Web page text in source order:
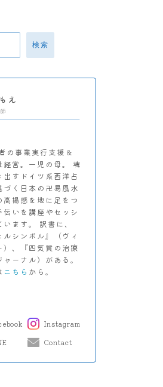
検索
え
の事業実行支援＆
営。一児の母。 魂
すドイツ系西洋占
く日本の卍易風水
揚感を地に足をつ
いを講座やセッシ
ます。 訳書に、
ルシンボル』（ヴィ
、『四気質の治療
ーナル）がある。
こちら から。
Instagram
Contact